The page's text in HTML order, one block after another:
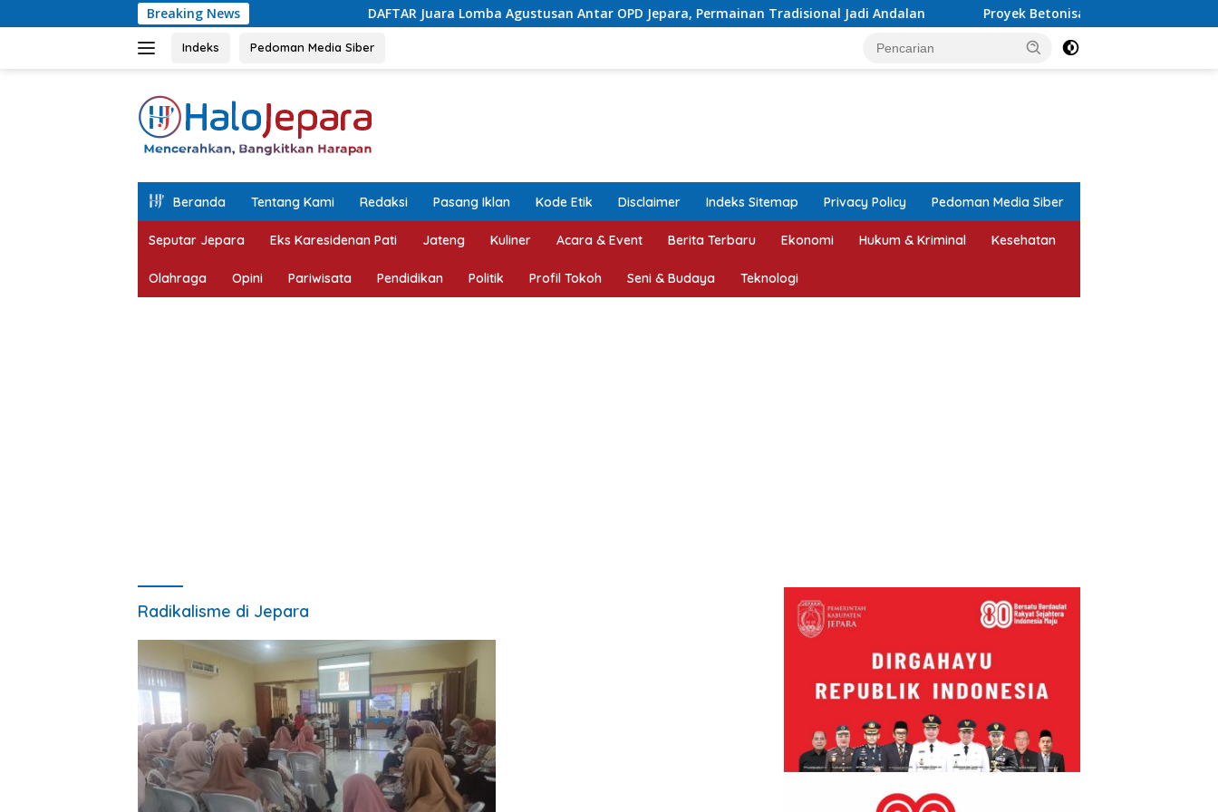
ke
Breaking NewsDAFTAR Juara Lomba Agustusan Antar OPD Jepara, Permainan Tradisional Jadi Andalan Proyek Betonisasi Jalan Rusak Parah di Sekuro Mlonggo
Indeks Pedoman Media Siber
Beranda Tentang Kami Redaksi Pasang Iklan Kode Etik Disclaimer Indeks Sitemap Privacy Policy Pedoman Media Siber
Seputar Jepara Eks Karesidenan Pati Jateng Kuliner Acara & Event Berita Terbaru Ekonomi Hukum & Kriminal Kesehatan
Olahraga Opini Pariwisata Pendidikan Politik Profil Tokoh Seni & Budaya Teknologi
Radikalisme di Jepara